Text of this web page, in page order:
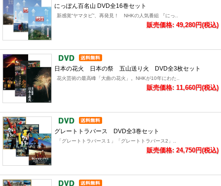
にっぽん百名山 DVD全16巻セット
新感覚“ヤマタビ”、再発見！ NHKの人気番組 『にっ..
販売価格: 49,280円(税込)
日本の花火 日本の祭 五山送り火 DVD全3枚セット
花火芸術の最高峰「大曲の花火」。NHKが10年にわた..
販売価格: 11,660円(税込)
グレートトラバース DVD全3巻セット
「グレートトラバース１」「グレートトラバース2」..
販売価格: 24,750円(税込)